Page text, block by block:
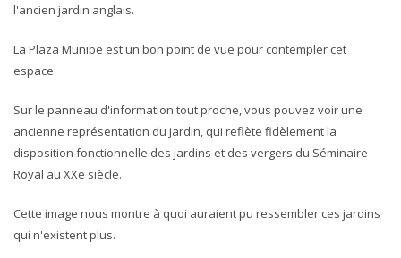
l'ancien jardin anglais.
La Plaza Munibe est un bon point de vue pour contempler cet
espace.
Sur le panneau d'information tout proche, vous pouvez voir une
ancienne représentation du jardin, qui reflète fidèlement la
disposition fonctionnelle des jardins et des vergers du Séminaire
Royal au XXe siècle.
Cette image nous montre à quoi auraient pu ressembler ces jardins
qui n'existent plus.